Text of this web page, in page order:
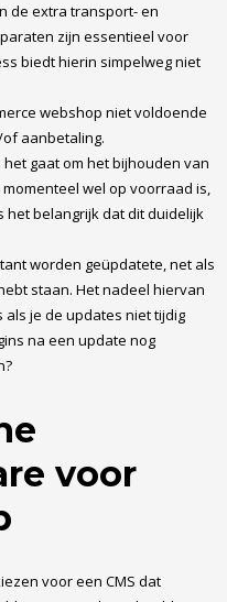
de extra transport- en
zijn essentieel voor
biedt hierin simpelweg niet
webshop niet voldoende
aanbetaling.
gaat om het bijhouden van
wel op voorraad is,
het belangrijk dat dit duidelijk
worden geüpdatete, net als
staan. Het nadeel hiervan
als je de updates niet tijdig
na een update nog
voor
voor een CMS dat